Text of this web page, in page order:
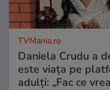
TVMania.ro
Daniela Crudu a
este viața pe
adulți: „Fac ce